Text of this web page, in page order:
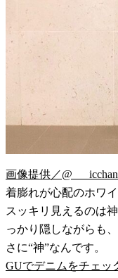
画像提供／
着膨れが心配のホワ
スッキリ見えるのは
っかり隠しながらも
さに“神”なんです。
GUでデニムをチェッ